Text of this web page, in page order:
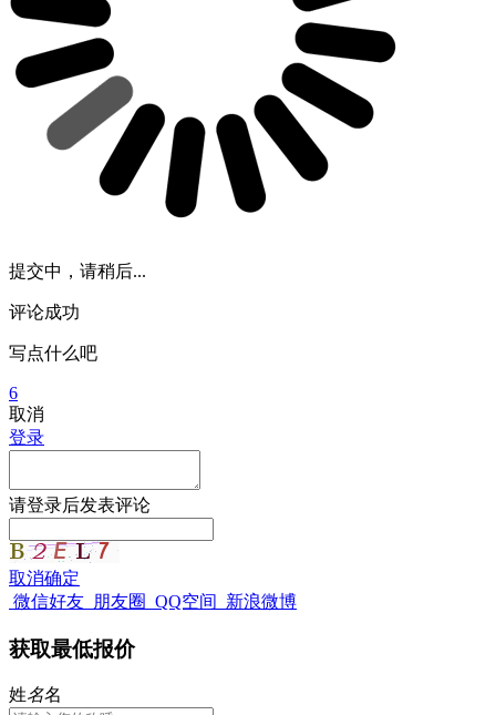
提交中，请稍后...
评论成功
写点什么吧
6
取消
登录
请登录后发表评论
取消确定
微信好友 朋友圈 QQ空间 新浪微博
获取最低报价
姓名名